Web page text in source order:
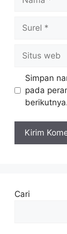
Surel
Situs
web
Simpan
pada
Cari